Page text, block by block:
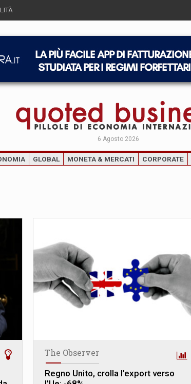
6 Agosto 2026
GLOBAL MONETA & MERCATI CORPORATE
The Observer
Regno Unito, crolla l’export verso